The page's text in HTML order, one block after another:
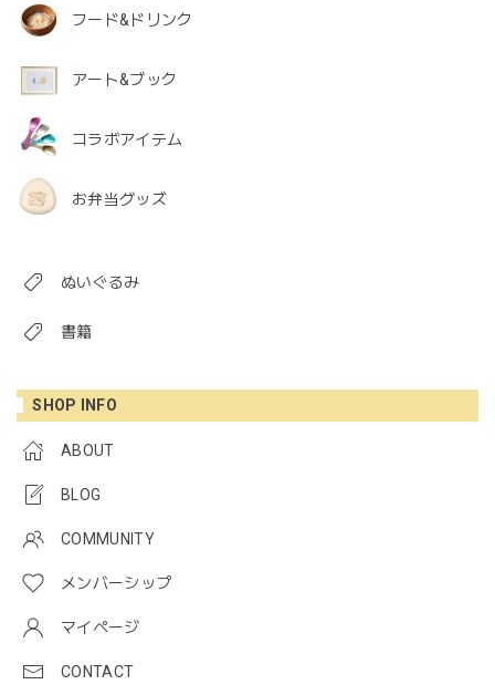
フード&ドリンク
アート&ブック
コラボアイテム
お弁当グッズ
ぬいぐるみ
書籍
SHOP INFO
ABOUT
BLOG
COMMUNITY
メンバーシップ
マイページ
CONTACT